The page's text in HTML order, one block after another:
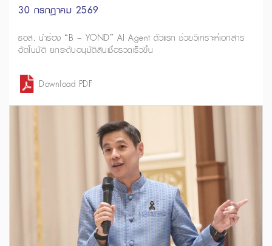
30 กรกฎาคม 2569
ธอส. นำร่อง “B – YOND” AI Agent ตัวแรก ช่วยวิเคราะห์เอกสาร
อัตโนมัติ ยกระดับอนุมัติสินเชื่อรวดเร็วขึ้น
Download PDF